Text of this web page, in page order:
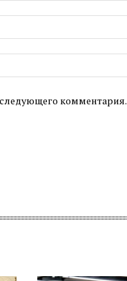
комментария.